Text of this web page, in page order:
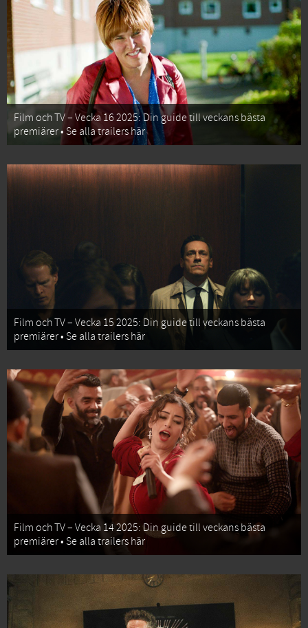
Film och TV – Vecka 16 2025: Din guide till veckans bästa
premiärer • Se alla trailers här
Film och TV – Vecka 15 2025: Din guide till veckans bästa
premiärer • Se alla trailers här
Film och TV – Vecka 14 2025: Din guide till veckans bästa
premiärer • Se alla trailers här